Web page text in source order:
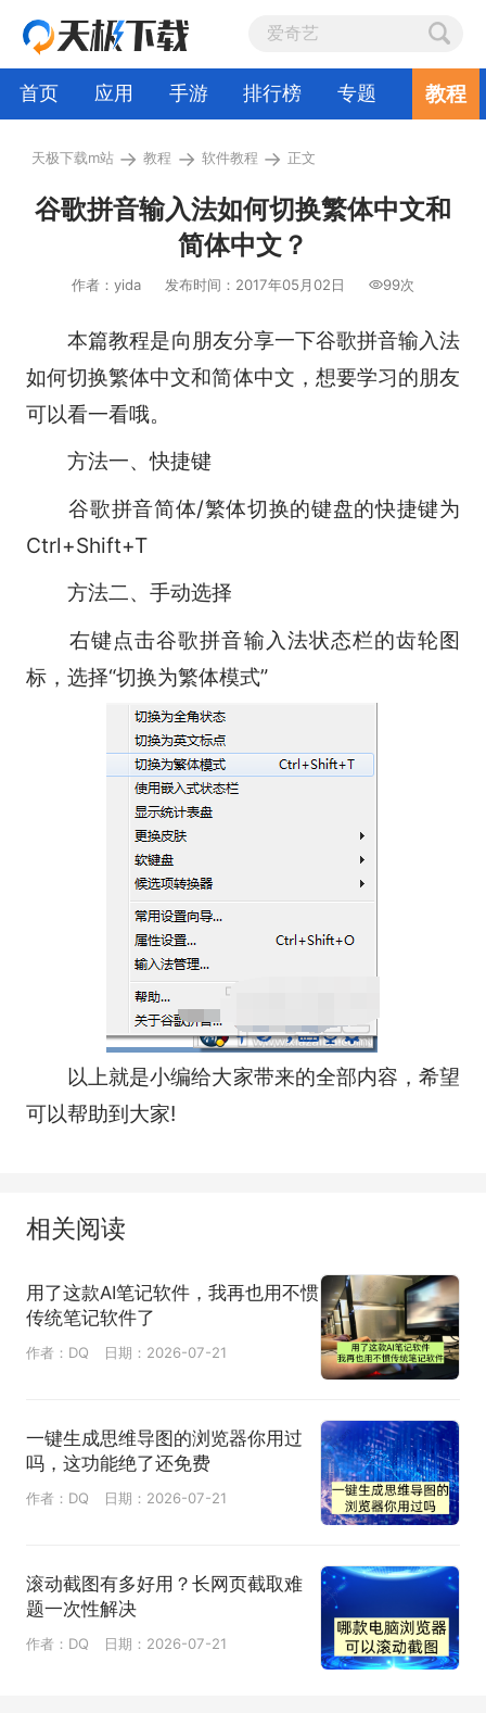
首页 应用 手游 排行榜 专题 教程
天极下载m站 → 教程 → 软件教程 → 正文
谷歌拼音输入法如何切换繁体中文和
简体中文？
作者：yida 发布时间：2017年05月02日 99次
本篇教程是向朋友分享一下谷歌拼音输入法
如何切换繁体中文和简体中文，想要学习的朋友
可以看一看哦。
方法一、快捷键
谷歌拼音简体/繁体切换的键盘的快捷键为
Ctrl+Shift+T
方法二、手动选择
右键点击谷歌拼音输入法状态栏的齿轮图
标，选择“切换为繁体模式”
以上就是小编给大家带来的全部内容，希望
可以帮助到大家!
相关阅读
用了这款AI笔记软件，我再也用不惯
传统笔记软件了
作者：DQ 日期：2026-07-21
一键生成思维导图的浏览器你用过
吗，这功能绝了还免费
作者：DQ 日期：2026-07-21
滚动截图有多好用？长网页截取难
题一次性解决
作者：DQ 日期：2026-07-21